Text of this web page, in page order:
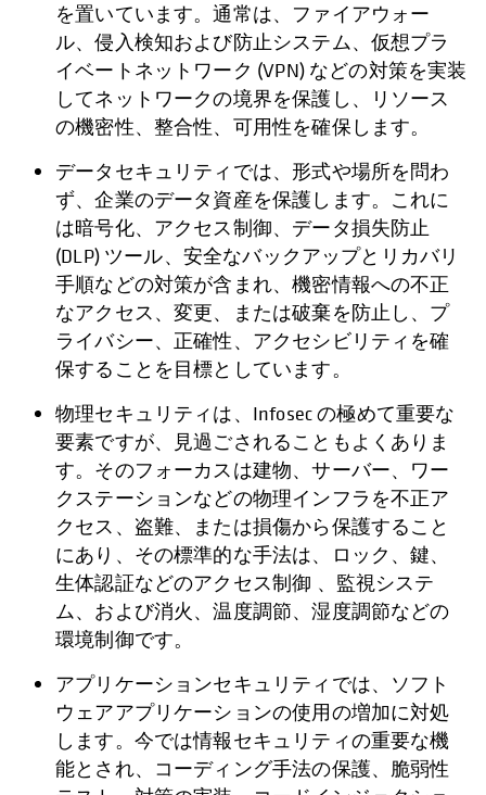
を置いています。通常は、ファイアウォー
ル、侵入検知および防止システム、仮想プラ
イベートネットワーク (VPN) などの対策を実装
してネットワークの境界を保護し、リソース
の機密性、整合性、可用性を確保します。
データセキュリティでは、形式や場所を問わ
ず、企業のデータ資産を保護します。これに
は暗号化、アクセス制御、データ損失防止
(DLP) ツール、安全なバックアップとリカバリ
手順などの対策が含まれ、機密情報への不正
なアクセス、変更、または破棄を防止し、プ
ライバシー、正確性、アクセシビリティを確
保することを目標としています。
物理セキュリティは、Infosec の極めて重要な
要素ですが、見過ごされることもよくありま
す。そのフォーカスは建物、サーバー、ワー
クステーションなどの物理インフラを不正ア
クセス、盗難、または損傷から保護すること
にあり、その標準的な手法は、ロック、鍵、
生体認証などのアクセス制御 、監視システ
ム、および消火、温度調節、湿度調節などの
環境制御です。
アプリケーションセキュリティでは、ソフト
ウェアアプリケーションの使用の増加に対処
します。今では情報セキュリティの重要な機
能とされ、コーディング手法の保護、脆弱性